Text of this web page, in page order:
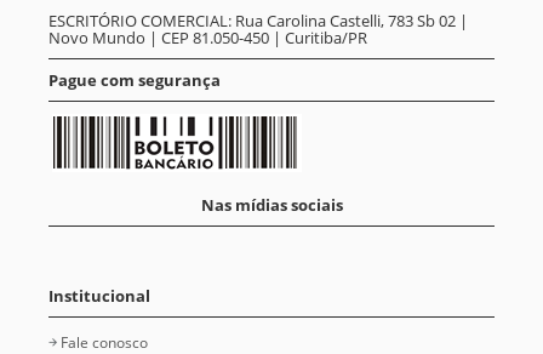
ESCRITÓRIO COMERCIAL: Rua Carolina Castelli, 783 Sb 02 |
Novo Mundo | CEP 81.050-450 | Curitiba/PR
Pague com segurança
Nas mídias sociais
Institucional
Fale conosco